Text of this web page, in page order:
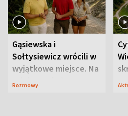
Gąsiewska i
Sołtysiewicz wrócili w
wyjątkowe miejsce. Na
Rozmowy